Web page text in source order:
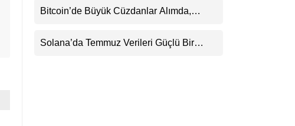
Belirsizliğini Koruyor
Bitcoin’de Büyük Cüzdanlar Alımda,
Dolar Senaryosuna mı Hazırlanıyor?
Solana’da Temmuz Verileri Güçlü Bir